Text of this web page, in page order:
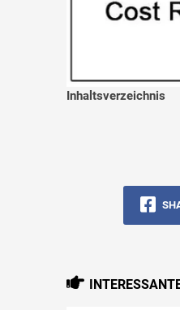
Inhaltsverzeichnis